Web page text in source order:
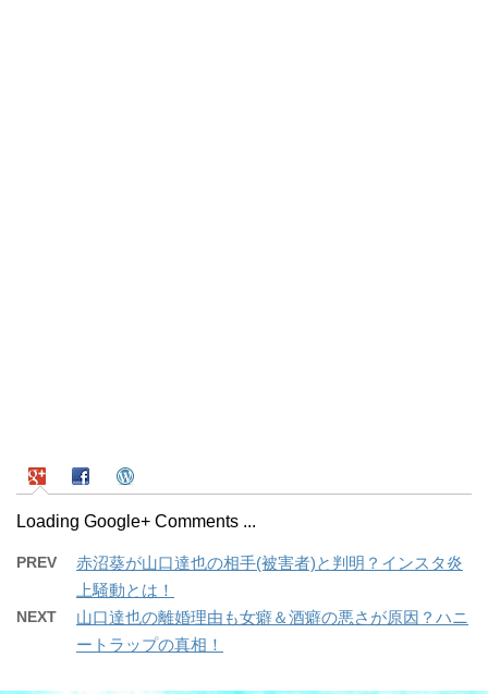
Loading Google+ Comments ...
PREV
赤沼葵が山口達也の相手(被害者)と判明？インスタ炎
上騒動とは！
NEXT
山口達也の離婚理由も女癖＆酒癖の悪さが原因？ハニ
ートラップの真相！